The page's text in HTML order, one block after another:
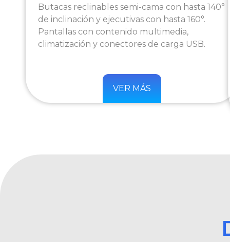
Butacas reclinables semi-cama con hasta 140°
de inclinación y ejecutivas con hasta 160°.
Pantallas con contenido multimedia,
climatización y conectores de carga USB.
VER MÁS